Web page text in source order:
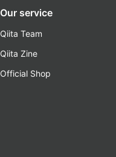
Our service
Qiita Team
Qiita Zine
Official Shop